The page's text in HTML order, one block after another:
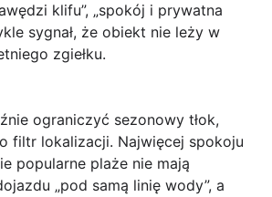
klifu”, „spokój i prywatna
sygnał, że obiekt nie leży w
zgiełku.
ograniczyć sezonowy tłok,
filtr lokalizacji. Najwięcej spokoju
popularne plaże nie mają
„pod samą linię wody”, a